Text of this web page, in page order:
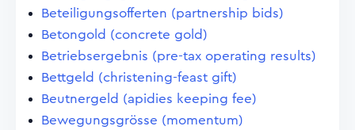
Beteiligungsofferten (partnership bids)
Betongold (concrete gold)
Betriebsergebnis (pre-tax operating results)
Bettgeld (christening-feast gift)
Beutnergeld (apidies keeping fee)
Bewegungsgrösse (momentum)